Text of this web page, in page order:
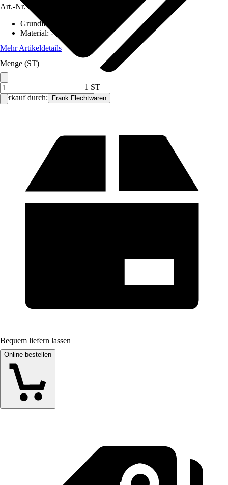
Verkauf durch: Frank Flechtwaren
Art.-Nr. 12584316
Grundfarbe
Material:-
Mehr Artikeldetails
Menge (ST)
1 ST
Bequem liefern lassen
Online bestellen